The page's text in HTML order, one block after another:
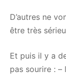
D’autres ne
être très
Et puis il y a
pas sourire : –